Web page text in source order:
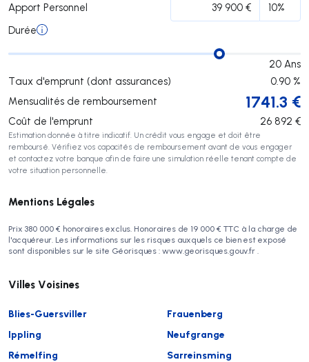
Apport Personnel
Durée
20 Ans
Taux d'emprunt (dont assurances)
0.90 %
Mensualités de remboursement
1741.3 €
Coût de l'emprunt 26 892 €
Estimation donnée à titre indicatif. Un crédit vous engage et doit être
remboursé. Vérifiez vos capacités de remboursement avant de vous engager
et contactez votre banque afin de faire une simulation réelle tenant compte de
votre situation personnelle.
Mentions Légales
Prix 380 000 € honoraires exclus. Honoraires de 19 000 € TTC à la charge de
l'acquéreur. Les informations sur les risques auxquels ce bien est exposé
sont disponibles sur le site Géorisques : www.georisques.gouv.fr .
Villes Voisines
Blies-Guersviller
Frauenberg
Ippling
Neufgrange
Rémelfing
Sarreinsming